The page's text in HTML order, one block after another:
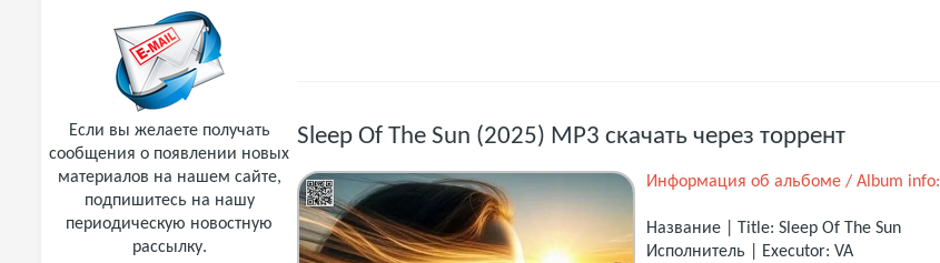
РАССЫЛКА
Если вы желаете получать
сообщения о появлении новых
материалов на нашем сайте,
подпишитесь на нашу
периодическую новостную
рассылку.
Sleep Of The Sun (2025) MP3 скачать через торрент
Информация об альбоме / Album info:
Название | Title: Sleep Of The Sun
Исполнитель | Executor: VA